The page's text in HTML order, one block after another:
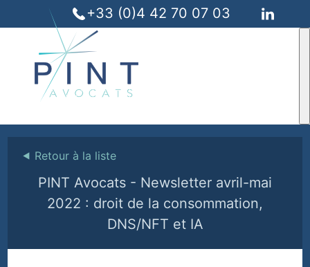
+33 (0)4 42 70 07 03
⯇ Retour à la liste
PINT Avocats - Newsletter avril-mai
2022 : droit de la consommation,
DNS/NFT et IA